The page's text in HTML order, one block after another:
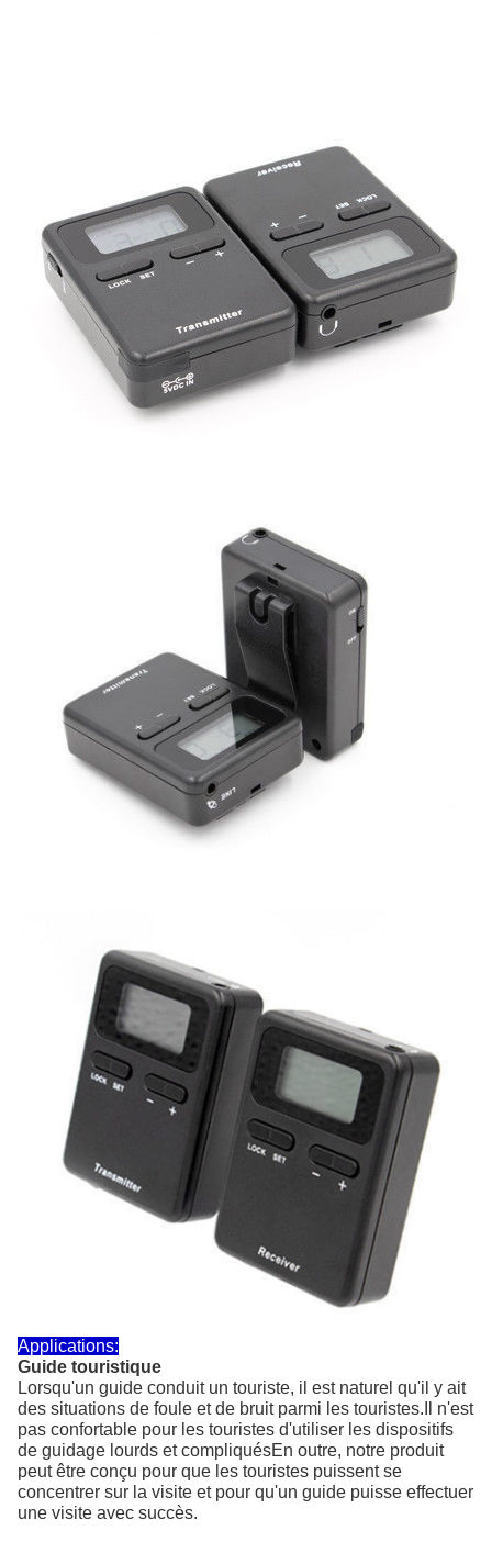
Applications:
Guide touristique
Lorsqu'un guide conduit un touriste, il est naturel qu'il y ait
des situations de foule et de bruit parmi les touristes.Il n'est
pas confortable pour les touristes d'utiliser les dispositifs
de guidage lourds et compliquésEn outre, notre produit
peut être conçu pour que les touristes puissent se
concentrer sur la visite et pour qu'un guide puisse effectuer
une visite avec succès.